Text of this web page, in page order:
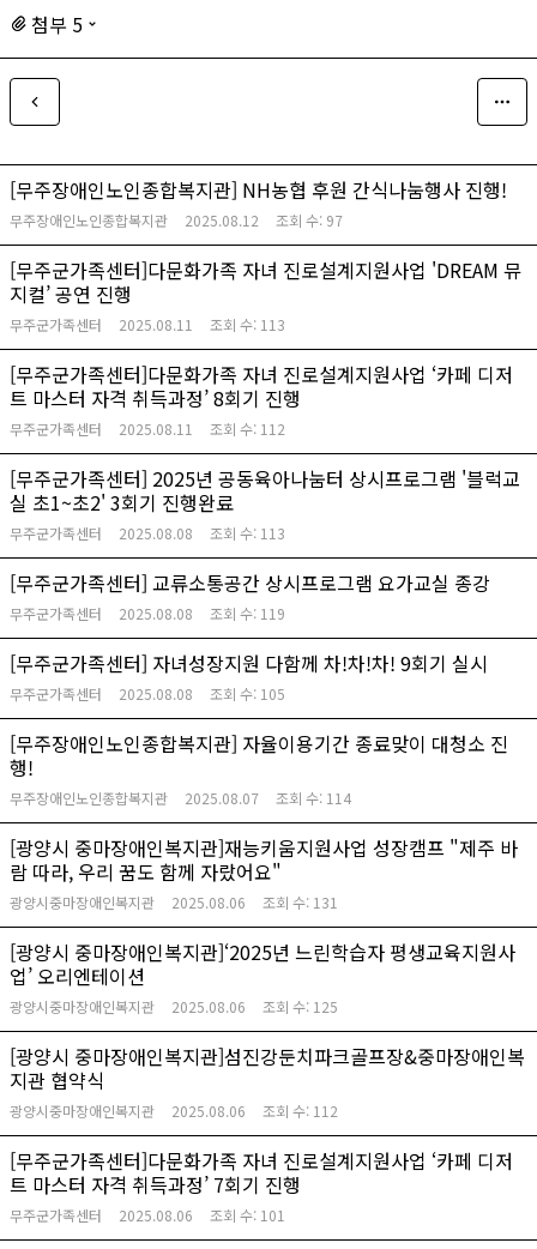
첨부 5
[무주장애인노인종합복지관] NH농협 후원 간식나눔행사 진행!
무주장애인노인종합복지관 2025.08.12 조회 수: 97
[무주군가족센터]다문화가족 자녀 진로설계지원사업 'DREAM 뮤
지컬’ 공연 진행
무주군가족센터 2025.08.11 조회 수: 113
[무주군가족센터]다문화가족 자녀 진로설계지원사업 ‘카페 디저
트 마스터 자격 취득과정’ 8회기 진행
무주군가족센터 2025.08.11 조회 수: 112
[무주군가족센터] 2025년 공동육아나눔터 상시프로그램 '블럭교
실 초1~초2' 3회기 진행완료
무주군가족센터 2025.08.08 조회 수: 113
[무주군가족센터] 교류소통공간 상시프로그램 요가교실 종강
무주군가족센터 2025.08.08 조회 수: 119
[무주군가족센터] 자녀성장지원 다함께 차!차!차! 9회기 실시
무주군가족센터 2025.08.08 조회 수: 105
[무주장애인노인종합복지관] 자율이용기간 종료맞이 대청소 진
행!
무주장애인노인종합복지관 2025.08.07 조회 수: 114
[광양시 중마장애인복지관]재능키움지원사업 성장캠프 "제주 바
람 따라, 우리 꿈도 함께 자랐어요"
광양시중마장애인복지관 2025.08.06 조회 수: 131
[광양시 중마장애인복지관]‘2025년 느린학습자 평생교육지원사
업’ 오리엔테이션
광양시중마장애인복지관 2025.08.06 조회 수: 125
[광양시 중마장애인복지관]섬진강둔치파크골프장&중마장애인복
지관 협약식
광양시중마장애인복지관 2025.08.06 조회 수: 112
[무주군가족센터]다문화가족 자녀 진로설계지원사업 ‘카페 디저
트 마스터 자격 취득과정’ 7회기 진행
무주군가족센터 2025.08.06 조회 수: 101